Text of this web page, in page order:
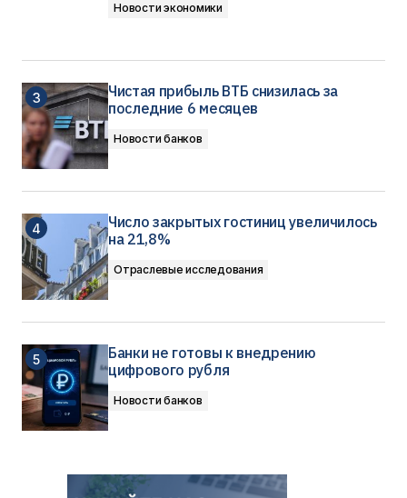
Новости экономики
Чистая прибыль ВТБ снизилась за
последние 6 месяцев
Новости банков
Число закрытых гостиниц увеличилось
на 21,8%
Отраслевые исследования
Банки не готовы к внедрению
цифрового рубля
Новости банков